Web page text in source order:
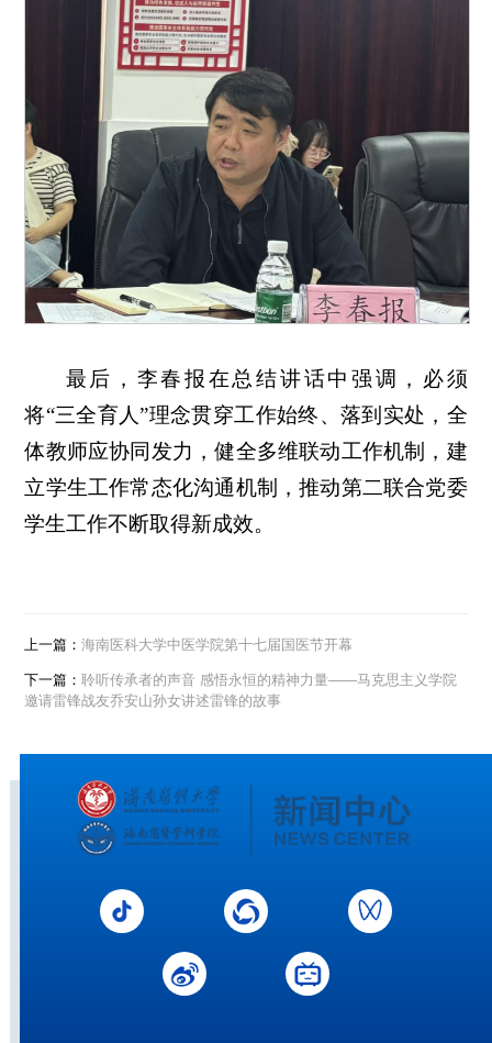
最后，李春报在总结讲话中强调，必须
将“三全育人”理念贯穿工作始终、落到实处，全
体教师应协同发力，健全多维联动工作机制，建
立学生工作常态化沟通机制，推动第二联合党委
学生工作不断取得新成效。
上一篇：海南医科大学中医学院第十七届国医节开幕
下一篇：聆听传承者的声音 感悟永恒的精神力量——马克思主义学院
邀请雷锋战友乔安山孙女讲述雷锋的故事